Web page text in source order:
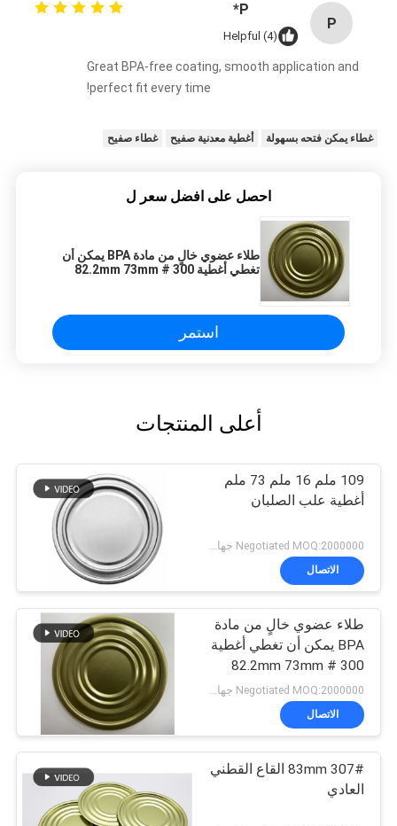
P
P*
Helpful (4)
Great BPA-free coating, smooth application and
perfect fit every time!
غطاء يمكن فتحه بسهولة أغطية معدنية صفيح غطاء صفيح
احصل على افضل سعر ل
طلاء عضوي خالٍ من مادة BPA يمكن أن
تغطي أغطية 300 # 82.2mm 73mm
استمر
أعلى المنتجات
109 ملم 16 ملم 73 ملم
أغطية علب الصلبان
الاتصال
طلاء عضوي خالٍ من مادة
BPA يمكن أن تغطي أغطية
300 # 82.2mm 73mm
علبة من الصفيح
الاتصال
307# 83mm القاع القطني
العادي